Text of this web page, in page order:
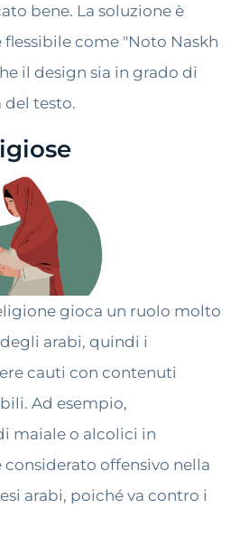
bene. La soluzione è
come "Noto Naskh
il design sia in grado di
del testo.
gioca un ruolo molto
arabi, quindi i
cauti con contenuti
Ad esempio,
maiale o alcolici in
offensivo nella
arabi, poiché va contro i